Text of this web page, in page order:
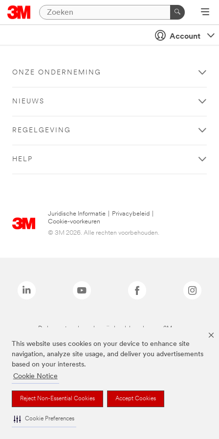
This website uses cookies on your device to enhance site
navigation, analyze site usage, and deliver you advertisements
based on your interests.
Cookie Notice
Reject Non-Essential Cookies Accept Cookies
Cookie Preferences
Account
ONZE ONDERNEMING
NIEUWS
REGELGEVING
HELP
Juridische Informatie Privacybeleid
Cookie-voorkeuren
© 3M 2026. Alle rechten voorbehouden.
De bovenstaande merken zijn handelsmerken van 3M.we